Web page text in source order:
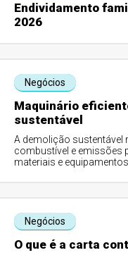
Endividamento
2026
Negócios
Maquinário
sustentável
A demolição sustentável
combustível e emissões
materiais e
Negócios
O que é a carta